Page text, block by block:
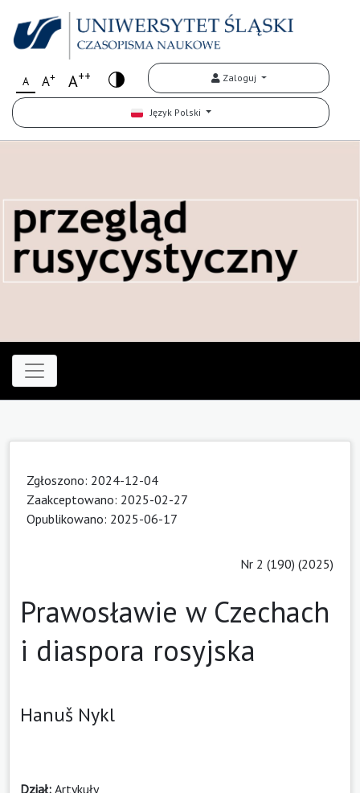
A A+ A++ Zaloguj
Język Polski
Zgłoszono: 2024-12-04
Zaakceptowano: 2025-02-27
Opublikowano: 2025-06-17
Nr 2 (190) (2025)
Prawosławie w Czechach
i diaspora rosyjska
Hanuš Nykl
Dział: Artykuły